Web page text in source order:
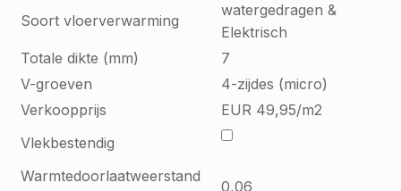
Soort vloerverwarming
watergedragen &
Elektrisch
Totale dikte (mm)
7
V-groeven
4-zijdes (micro)
Verkoopprijs
EUR 49,95/m2
Vlekbestendig
Warmtedoorlaatweerstand
0,06